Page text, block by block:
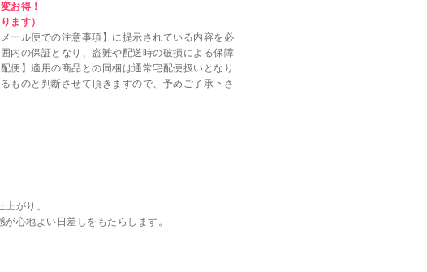
お得！
ます）
ール便での注意事項】に提示されている内容を必
内の保証となり、盗難や配送時の破損による保障
便】適用の商品との同梱は通常宅配便扱いとなり
ものと判断させて頂きますので、予めご了承下さ
がり。
心地よい日差しをもたらします。